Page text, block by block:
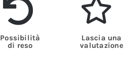
Possibilità
di reso
Lascia una
valutazione